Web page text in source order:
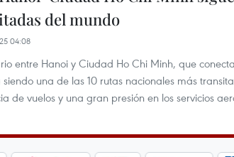
del mundo
04:08
entre Hanoi y Ciudad Ho Chi Minh, que
siendo una de las 10 rutas nacionales más
de vuelos y una gran presión en los servicios